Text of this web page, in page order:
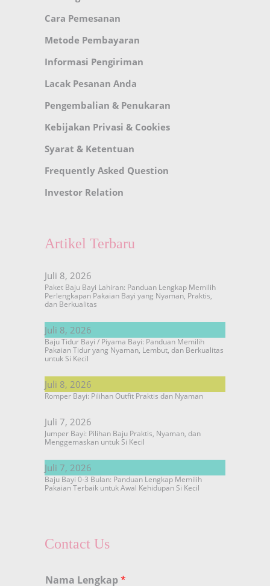
Cara Pemesanan
Metode Pembayaran
Informasi Pengiriman
Lacak Pesanan Anda
Pengembalian & Penukaran
Kebijakan Privasi & Cookies
Syarat & Ketentuan
Frequently Asked Question
Investor Relation
Artikel Terbaru
Juli 8, 2026
Paket Baju Bayi Lahiran: Panduan Lengkap Memilih
Perlengkapan Pakaian Bayi yang Nyaman, Praktis,
dan Berkualitas
Juli 8, 2026
Baju Tidur Bayi / Piyama Bayi: Panduan Memilih
Pakaian Tidur yang Nyaman, Lembut, dan Berkualitas
untuk Si Kecil
Juli 8, 2026
Romper Bayi: Pilihan Outfit Praktis dan Nyaman
Juli 7, 2026
Jumper Bayi: Pilihan Baju Praktis, Nyaman, dan
Menggemaskan untuk Si Kecil
Juli 7, 2026
Baju Bayi 0-3 Bulan: Panduan Lengkap Memilih
Pakaian Terbaik untuk Awal Kehidupan Si Kecil
Contact Us
Nama Lengkap*